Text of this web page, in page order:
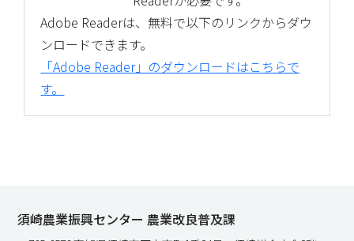
Adobe Readerは、無料で以下のリンクからダウ
ンロードできます。
「Adobe Reader」のダウンロードはこちらで
す。
須崎農業振興センター 農業改良普及課